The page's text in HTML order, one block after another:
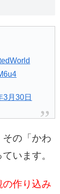
3月30日
その「かわ
います。
の作り込み